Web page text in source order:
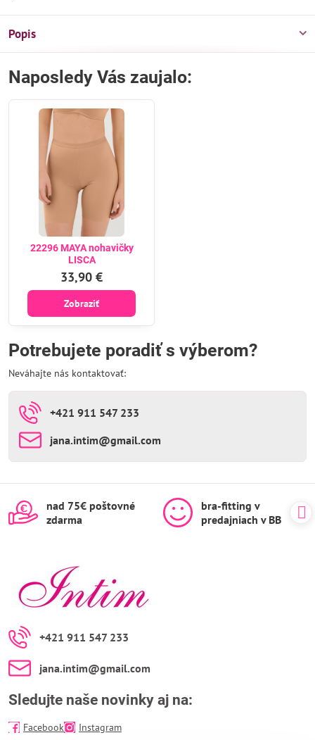
Popis
Naposledy Vás zaujalo:
22296 MAYA nohavičky
LISCA
33,90 €
Zobraziť
Potrebujete poradiť s výberom?
Neváhajte nás kontaktovať:
+421 911 547 233
jana​.intim​@gmail​.com
nad 75€ poštovné
zdarma
bra-fitting v
predajniach v BB
+421 911 547 233
jana​.intim​@gmail​.com
Sledujte naše novinky aj na:
Facebook Instagram